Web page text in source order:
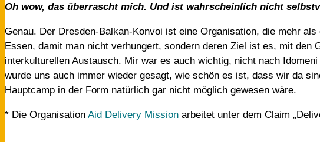
Oh wow, das überrascht mich. Und ist wahrscheinlich nicht
Genau. Der Dresden-Balkan-Konvoi ist eine Organisation, die mehr
Essen, damit man nicht verhungert, sondern deren Ziel ist es, mit
interkulturellen Austausch. Mir war es auch wichtig, nicht nach
wurde uns auch immer wieder gesagt, wie schön es ist, dass wir da
Hauptcamp in der Form natürlich gar nicht möglich gewesen wäre.
* Die Organisation Aid Delivery Mission arbeitet unter dem Claim